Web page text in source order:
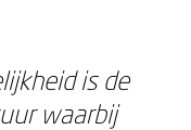
is de
waarbij